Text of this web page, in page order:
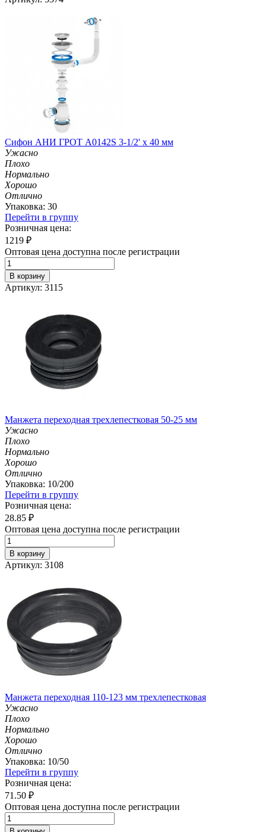
Сифон АНИ ГРОТ А0142S 3-1/2' х 40 мм
Ужасно
Плохо
Нормально
Хорошо
Отлично
Упаковка: 30
Перейти в группу
Розничная цена:
1219 ₽
Оптовая цена доступна после регистрации
В корзину
Артикул: 3115
Манжета переходная трехлепестковая 50-25 мм
Ужасно
Плохо
Нормально
Хорошо
Отлично
Упаковка: 10/200
Перейти в группу
Розничная цена:
28.85 ₽
Оптовая цена доступна после регистрации
В корзину
Артикул: 3108
Манжета переходная 110-123 мм трехлепестковая
Ужасно
Плохо
Нормально
Хорошо
Отлично
Упаковка: 10/50
Перейти в группу
Розничная цена:
71.50 ₽
Оптовая цена доступна после регистрации